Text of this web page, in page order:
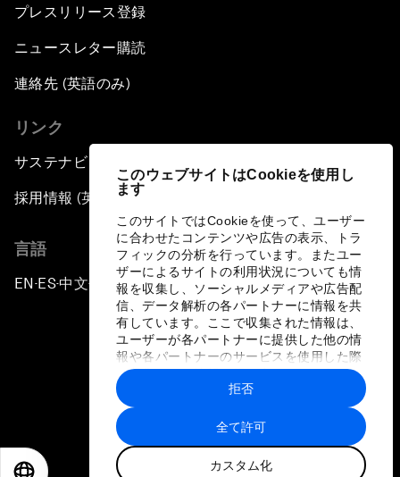
このウェブサイトはCookieを使用し
ます
このサイトではCookieを使って、ユーザー
に合わせたコンテンツや広告の表示、トラ
フィックの分析を行っています。またユー
ザーによるサイトの利用状況についても情
報を収集し、ソーシャルメディアや広告配
信、データ解析の各パートナーに情報を共
有しています。ここで収集された情報は、
ユーザーが各パートナーに提供した他の情
報や各パートナーのサービスを使用した際
に収集された情報と組み合わされ、各パー
トナーによって使用されることがありま
す。
全て許可
カスタム化
拒否
プレスリリース登録
ニュースレター購読
連絡先 (英語のみ)
リンク
サステナビリティへの取り組み
採用情報 (英語のみ)
言語
EN ▪ ES▪中文▪ 日本語
プライバシーポリシーと利用規約
サイトマップ
©
世界経済フォーラム